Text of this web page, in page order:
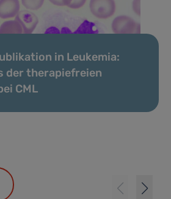
in Leukemia:
der therapiefreien
CML